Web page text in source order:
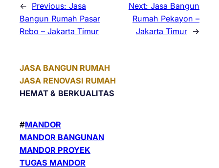
← Previous: Jasa
Bangun Rumah Pasar
Rebo – Jakarta Timur
Next: Jasa Bangun
Rumah Pekayon –
Jakarta Timur →
JASA BANGUN RUMAH
JASA RENOVASI RUMAH
HEMAT & BERKUALITAS
#MANDOR
MANDOR BANGUNAN
MANDOR PROYEK
TUGAS MANDOR